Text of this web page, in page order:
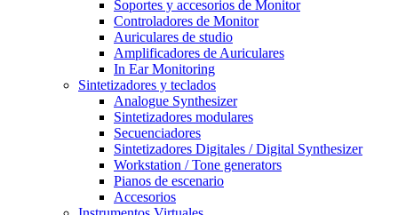
Soportes y accesorios de Monitor
Controladores de Monitor
Auriculares de studio
Amplificadores de Auriculares
In Ear Monitoring
Sintetizadores y teclados
Analogue Synthesizer
Sintetizadores modulares
Secuenciadores
Sintetizadores Digitales / Digital Synthesizer
Workstation / Tone generators
Pianos de escenario
Accesorios